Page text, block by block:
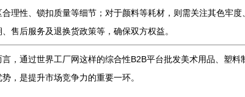
理性、锁扣质量等细节；对于颜料等耗材，则需关注其色牢度
售后服务及退换货政策等，确保双方权益。
，通过世界工厂网这样的综合性B2B平台批发美术用品、塑
，是提升市场竞争力的重要一环。